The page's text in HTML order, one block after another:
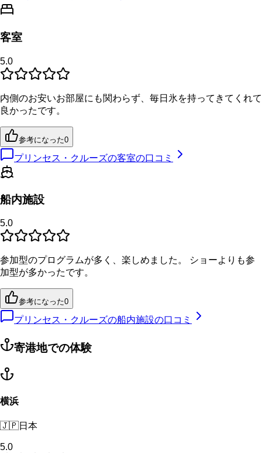
客室
5.0
内側のお安いお部屋にも関わらず、毎日氷を持ってきてくれて
良かったです。
参考になった0
プリンセス・クルーズの客室の口コミ
船内施設
5.0
参加型のプログラムが多く、楽しめました。 ショーよりも参
加型が多かったです。
参考になった0
プリンセス・クルーズの船内施設の口コミ
寄港地での体験
横浜
🇯🇵日本
5.0